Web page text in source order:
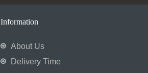
Information
About Us
Delivery Time